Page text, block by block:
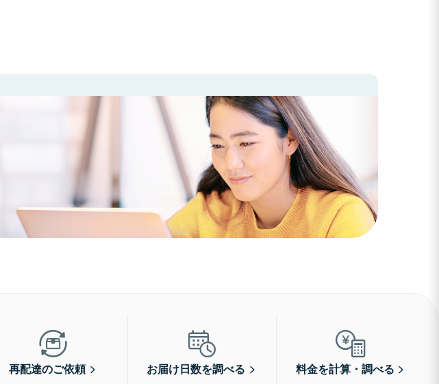
再配達のご依頼 お届け日数を調べる 料金を計算・調べる